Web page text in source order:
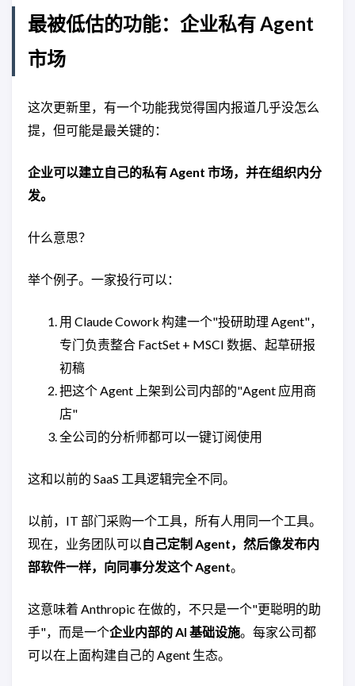
最被低估的功能：企业私有 Agent
市场
这次更新里，有一个功能我觉得国内报道几乎没怎么
提，但可能是最关键的：
企业可以建立自己的私有 Agent 市场，并在组织内分
发。
什么意思？
举个例子。一家投行可以：
用 Claude Cowork 构建一个"投研助理 Agent"，
专门负责整合 FactSet + MSCI 数据、起草研报
初稿
把这个 Agent 上架到公司内部的"Agent 应用商
店"
全公司的分析师都可以一键订阅使用
这和以前的 SaaS 工具逻辑完全不同。
以前，IT 部门采购一个工具，所有人用同一个工具。
现在，业务团队可以自己定制 Agent，然后像发布内
部软件一样，向同事分发这个 Agent。
这意味着 Anthropic 在做的，不只是一个"更聪明的助
手"，而是一个企业内部的 AI 基础设施。每家公司都
可以在上面构建自己的 Agent 生态。